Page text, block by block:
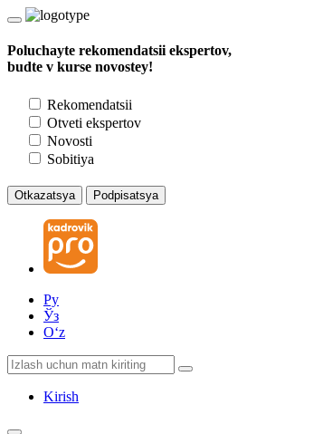
Poluchayte rekomendatsii ekspertov,
budte v kurse novostey!
Rekomendatsii
Otveti ekspertov
Novosti
Sobitiya
Otkazatsya Podpisatsya
Ру
Ўз
Oʻz
Kirish